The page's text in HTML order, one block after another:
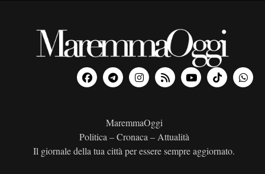
MaremmaOggi
Politica – Cronaca – Attualità
Il giornale della tua città per essere sempre aggiornato.